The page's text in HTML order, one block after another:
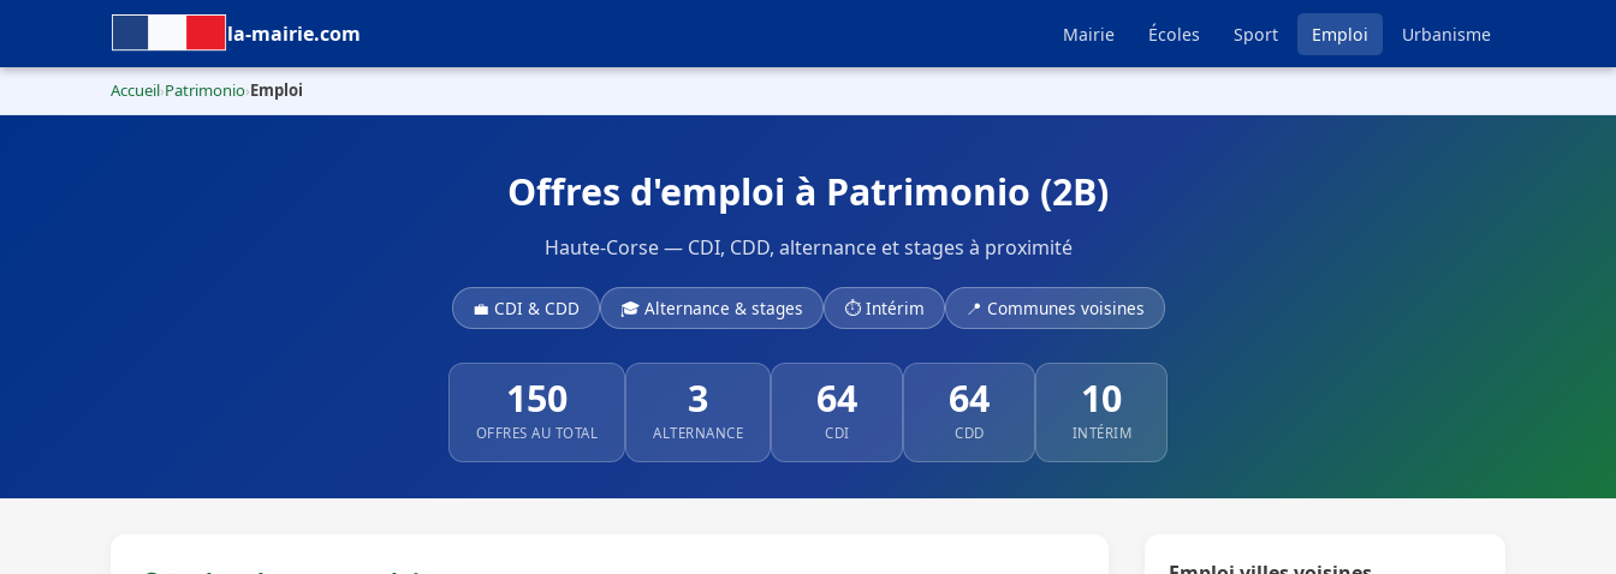
la-mairie.com Mairie Écoles Sport Emploi Urbanisme
Accueil›Patrimonio›Emploi
Offres d'emploi à Patrimonio (2B)
Haute-Corse — CDI, CDD, alternance et stages à proximité
💼 CDI & CDD 🎓 Alternance & stages ⏱ Intérim 📍 Communes voisines
150
OFFRES AU TOTAL
3
ALTERNANCE
64
CDI
64
CDD
10
INTÉRIM